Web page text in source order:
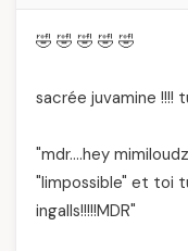
🤣 🤣 🤣 🤣 🤣
sacrée juvamine !!!!
"mdr….hey
"limpossible" et toi
ingalls!!!!!MDR"